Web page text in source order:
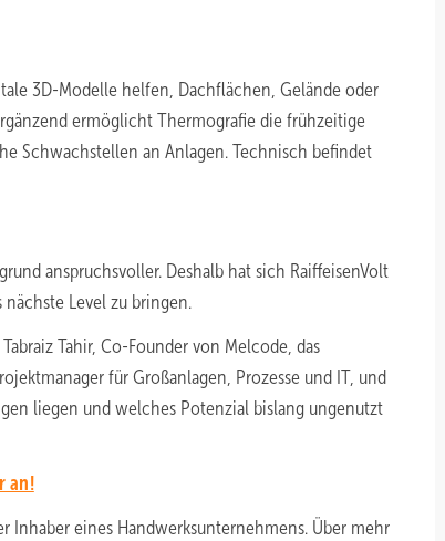
3D-Modelle helfen, Dachflächen, Gelände oder
ermöglicht Thermografie die frühzeitige
Schwachstellen an Anlagen. Technisch befindet
anspruchsvoller. Deshalb hat sich RaiffeisenVolt
Level zu bringen.
Tahir, Co-Founder von Melcode, das
für Großanlagen, Prozesse und IT, und
liegen und welches Potenzial bislang ungenutzt
an!
Inhaber eines Handwerksunternehmens. Über mehr